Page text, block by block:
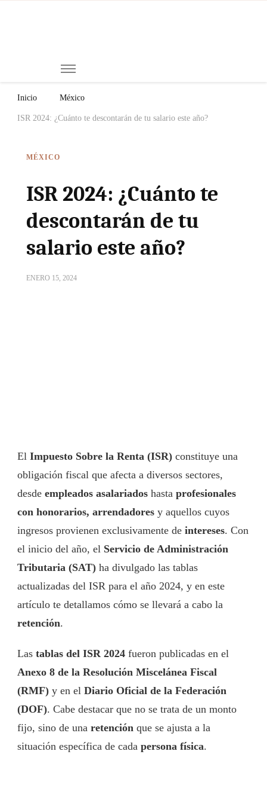
Inicio México
ISR 2024: ¿Cuánto te descontarán de tu salario este año?
MÉXICO
ISR 2024: ¿Cuánto te
descontarán de tu
salario este año?
ENERO 15, 2024
El Impuesto Sobre la Renta (ISR) constituye una
obligación fiscal que afecta a diversos sectores,
desde empleados asalariados hasta profesionales
con honorarios, arrendadores y aquellos cuyos
ingresos provienen exclusivamente de intereses. Con
el inicio del año, el Servicio de Administración
Tributaria (SAT) ha divulgado las tablas
actualizadas del ISR para el año 2024, y en este
artículo te detallamos cómo se llevará a cabo la
retención.
Las tablas del ISR 2024 fueron publicadas en el
Anexo 8 de la Resolución Miscelánea Fiscal
(RMF) y en el Diario Oficial de la Federación
(DOF). Cabe destacar que no se trata de un monto
fijo, sino de una retención que se ajusta a la
situación específica de cada persona física.